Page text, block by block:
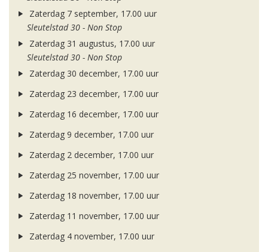
Zaterdag 7 september, 17.00 uur
Sleutelstad 30 - Non Stop
Zaterdag 31 augustus, 17.00 uur
Sleutelstad 30 - Non Stop
Zaterdag 30 december, 17.00 uur
Zaterdag 23 december, 17.00 uur
Zaterdag 16 december, 17.00 uur
Zaterdag 9 december, 17.00 uur
Zaterdag 2 december, 17.00 uur
Zaterdag 25 november, 17.00 uur
Zaterdag 18 november, 17.00 uur
Zaterdag 11 november, 17.00 uur
Zaterdag 4 november, 17.00 uur